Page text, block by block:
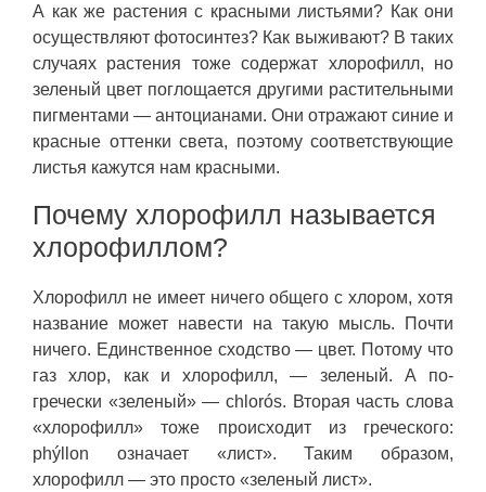
А как же растения с красными листьями? Как они
осуществляют фотосинтез? Как выживают? В таких
случаях растения тоже содержат хлорофилл, но
зеленый цвет поглощается другими растительными
пигментами — антоцианами. Они отражают синие и
красные оттенки света, поэтому соответствующие
листья кажутся нам красными.
Почему хлорофилл называется
хлорофиллом?
Хлорофилл не имеет ничего общего с хлором, хотя
название может навести на такую мысль. Почти
ничего. Единственное сходство — цвет. Потому что
газ хлор, как и хлорофилл, — зеленый. А по-
гречески «зеленый» — chlorós. Вторая часть слова
«хлорофилл» тоже происходит из греческого:
phýllon означает «лист». Таким образом,
хлорофилл — это просто «зеленый лист».